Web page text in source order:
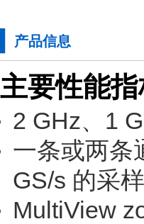
产品信息
主要性能
2 GHz、1
一条或两条
GS/s 的采
MultiView